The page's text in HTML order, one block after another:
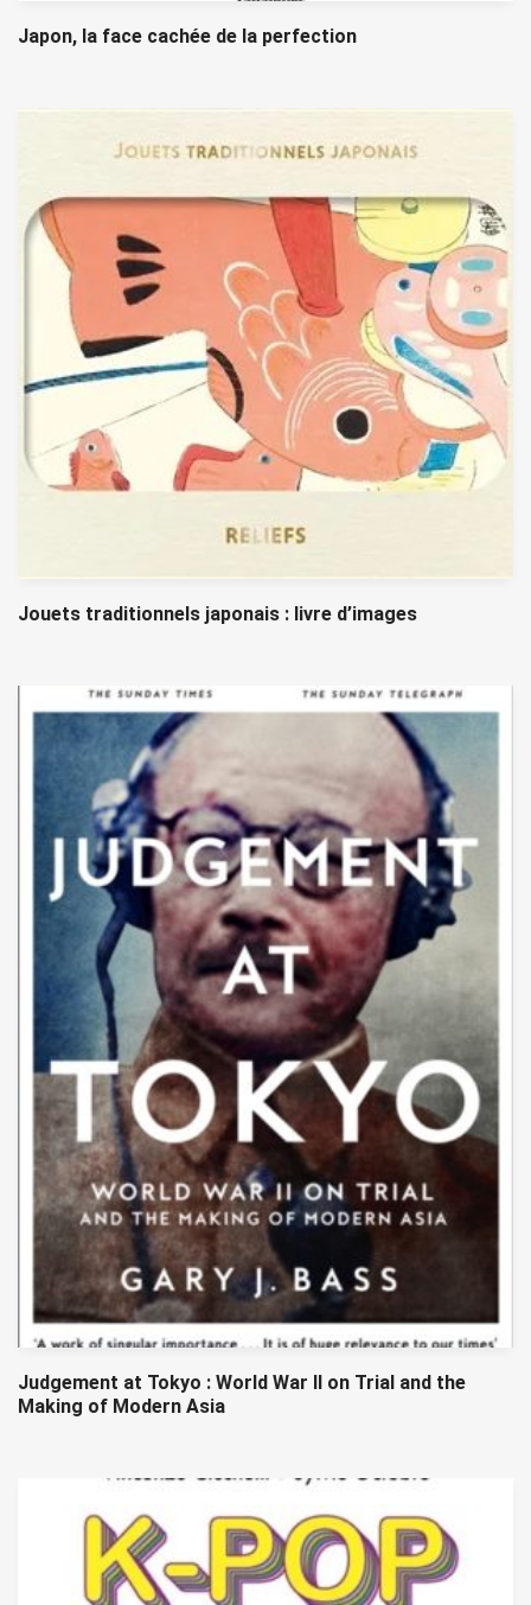
Japon, la face cachée de la perfection
Jouets traditionnels japonais : livre d’images
Judgement at Tokyo : World War II on Trial and the
Making of Modern Asia